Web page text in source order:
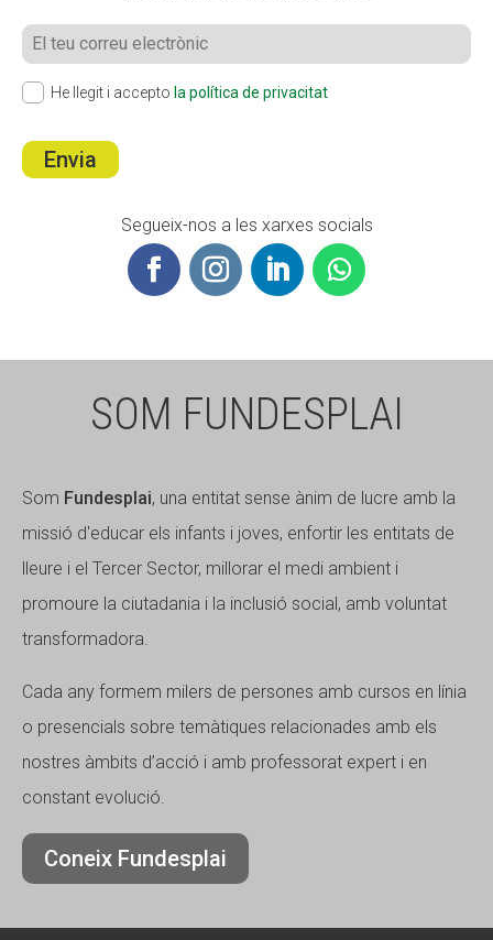
He llegit i accepto la política de privacitat
Envia
Segueix-nos a les xarxes socials
SOM FUNDESPLAI
Som Fundesplai, una entitat sense ànim de lucre amb la
missió d'educar els infants i joves, enfortir les entitats de
lleure i el Tercer Sector, millorar el medi ambient i
promoure la ciutadania i la inclusió social, amb voluntat
transformadora.
Cada any formem milers de persones amb cursos en línia
o presencials sobre temàtiques relacionades amb els
nostres àmbits d’acció i amb professorat expert i en
constant evolució.
Coneix Fundesplai